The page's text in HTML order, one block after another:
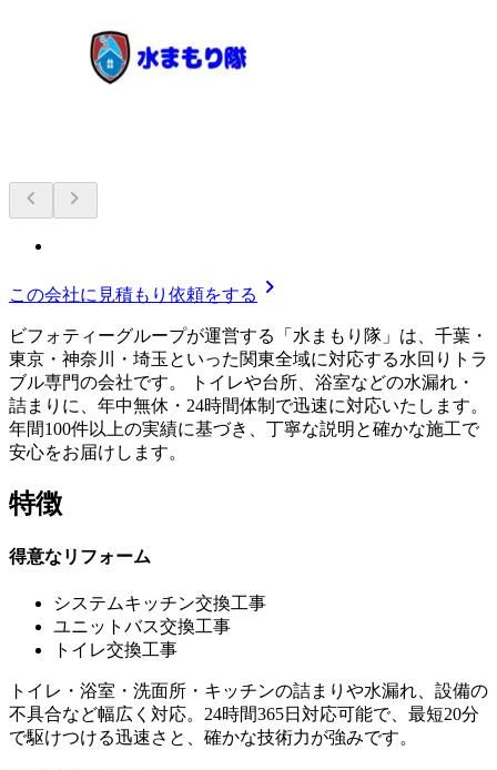
chevron_left chevron_right
この会社に見積もり依頼をする chevron_right
ビフォティーグループが運営する「水まもり隊」は、千葉・
東京・神奈川・埼玉といった関東全域に対応する水回りトラ
ブル専門の会社です。 トイレや台所、浴室などの水漏れ・
詰まりに、年中無休・24時間体制で迅速に対応いたします。
年間100件以上の実績に基づき、丁寧な説明と確かな施工で
安心をお届けします。
特徴
得意なリフォーム
システムキッチン交換工事
ユニットバス交換工事
トイレ交換工事
トイレ・浴室・洗面所・キッチンの詰まりや水漏れ、設備の
不具合など幅広く対応。24時間365日対応可能で、最短20分
で駆けつける迅速さと、確かな技術力が強みです。